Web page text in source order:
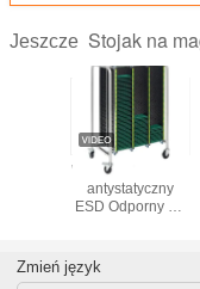
Jeszcze Stojak na
Antystatyczny
stojak na
magazynki z
aluminium Łatwy
montaż dla
Zmień język